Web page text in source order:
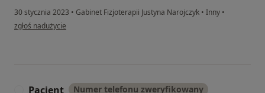
30 stycznia 2023 • Gabinet Fizjoterapii Justyna Narojczyk • Inny •
w opinii użytkownika Karolina Kozłowska
zgłoś nadużycie
Pacjent Numer telefonu zweryfikowany